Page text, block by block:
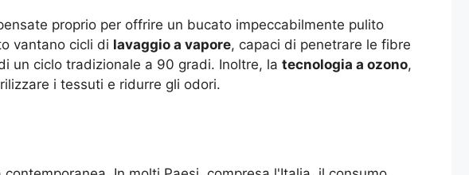
proprio per offrire un bucato impeccabilmente pulito
vantano cicli di lavaggio a vapore, capaci di penetrare le fibre
un ciclo tradizionale a 90 gradi. Inoltre, la tecnologia a ozono,
i tessuti e ridurre gli odori.